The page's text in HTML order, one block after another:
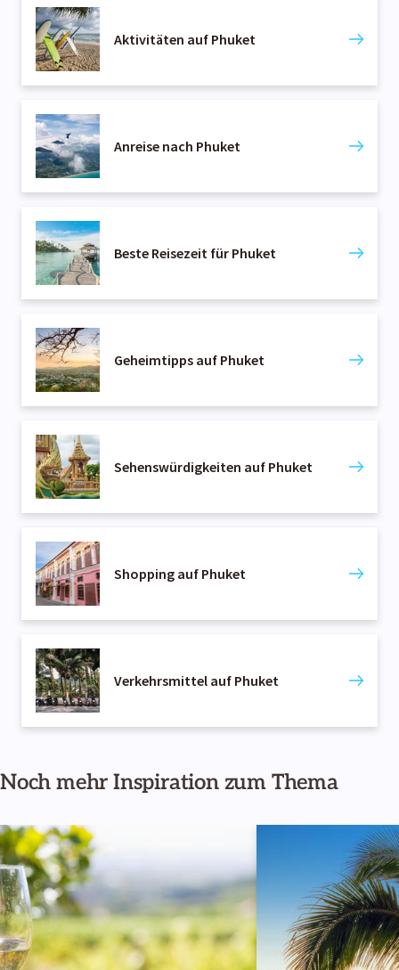
Aktivitäten auf Phuket
Anreise nach Phuket
Beste Reisezeit für Phuket
Geheimtipps auf Phuket
Sehenswürdigkeiten auf Phuket
Shopping auf Phuket
Verkehrsmittel auf Phuket
Noch mehr Inspiration zum Thema